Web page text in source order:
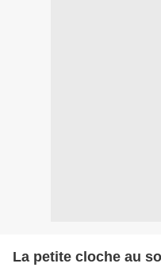
La petite cloche au